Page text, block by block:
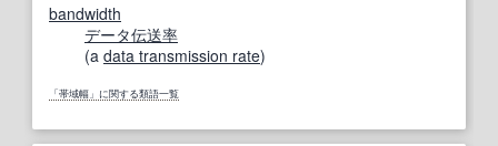
bandwidth
データ伝送率
(a data transmission rate)
「帯域幅」に関する類語一覧